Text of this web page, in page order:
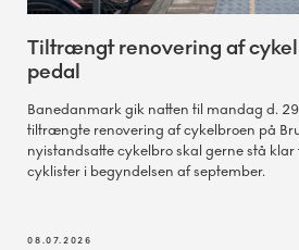
Tiltrængt renovering af
pedal
Banedanmark gik natten til mandag d.
tiltrængte renovering af cykelbroen på
nyistandsatte cykelbro skal gerne stå
cyklister i begyndelsen af september.
08.07.2026